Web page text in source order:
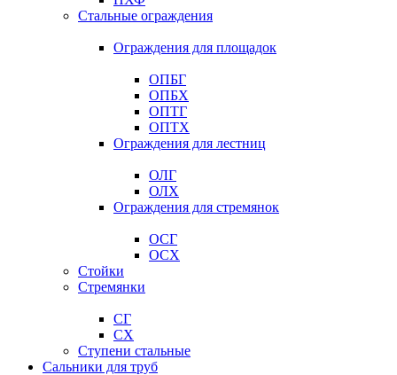
Стальные ограждения
Ограждения для площадок
ОПБГ
ОПБХ
ОПТГ
ОПТХ
Ограждения для лестниц
ОЛГ
ОЛХ
Ограждения для стремянок
ОСГ
ОСХ
Стойки
Стремянки
СГ
СХ
Ступени стальные
Сальники для труб